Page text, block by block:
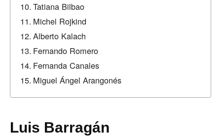
Tatiana Bilbao
Michel Rojkind
Alberto Kalach
Fernando Romero
Fernanda Canales
Miguel Ángel Arangonés
Luis Barragán